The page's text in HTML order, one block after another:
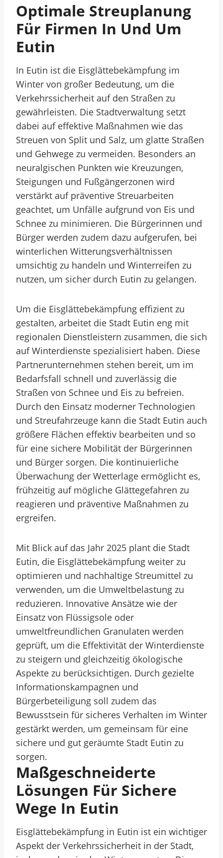
Optimale Streuplanung
Für Firmen In Und Um
Eutin
In Eutin ist die Eisglättebekämpfung im
Winter von großer Bedeutung, um die
Verkehrssicherheit auf den Straßen zu
gewährleisten. Die Stadtverwaltung setzt
dabei auf effektive Maßnahmen wie das
Streuen von Split und Salz, um glatte Straßen
und Gehwege zu vermeiden. Besonders an
neuralgischen Punkten wie Kreuzungen,
Steigungen und Fußgängerzonen wird
verstärkt auf präventive Streuarbeiten
geachtet, um Unfälle aufgrund von Eis und
Schnee zu minimieren. Die Bürgerinnen und
Bürger werden zudem dazu aufgerufen, bei
winterlichen Witterungsverhältnissen
umsichtig zu handeln und Winterreifen zu
nutzen, um sicher durch Eutin zu gelangen.
Um die Eisglättebekämpfung effizient zu
gestalten, arbeitet die Stadt Eutin eng mit
regionalen Dienstleistern zusammen, die sich
auf Winterdienste spezialisiert haben. Diese
Partnerunternehmen stehen bereit, um im
Bedarfsfall schnell und zuverlässig die
Straßen von Schnee und Eis zu befreien.
Durch den Einsatz moderner Technologien
und Streufahrzeuge kann die Stadt Eutin auch
größere Flächen effektiv bearbeiten und so
für eine sichere Mobilität der Bürgerinnen
und Bürger sorgen. Die kontinuierliche
Überwachung der Wetterlage ermöglicht es,
frühzeitig auf mögliche Glättegefahren zu
reagieren und präventive Maßnahmen zu
ergreifen.
Mit Blick auf das Jahr 2025 plant die Stadt
Eutin, die Eisglättebekämpfung weiter zu
optimieren und nachhaltige Streumittel zu
verwenden, um die Umweltbelastung zu
reduzieren. Innovative Ansätze wie der
Einsatz von Flüssigsole oder
umweltfreundlichen Granulaten werden
geprüft, um die Effektivität der Winterdienste
zu steigern und gleichzeitig ökologische
Aspekte zu berücksichtigen. Durch gezielte
Informationskampagnen und
Bürgerbeteiligung soll zudem das
Bewusstsein für sicheres Verhalten im Winter
gestärkt werden, um gemeinsam für eine
sichere und gut geräumte Stadt Eutin zu
sorgen.
Maßgeschneiderte
Lösungen Für Sichere
Wege In Eutin
Eisglättebekämpfung in Eutin ist ein wichtiger
Aspekt der Verkehrssicherheit in der Stadt,